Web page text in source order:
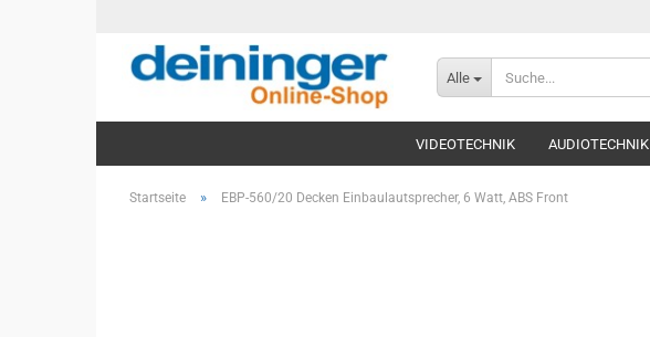
Alle
VIDEOTECHNIK AUDIOTECHNIK
Startseite » EBP-560/20 Decken Einbaulautsprecher, 6 Watt, ABS Front